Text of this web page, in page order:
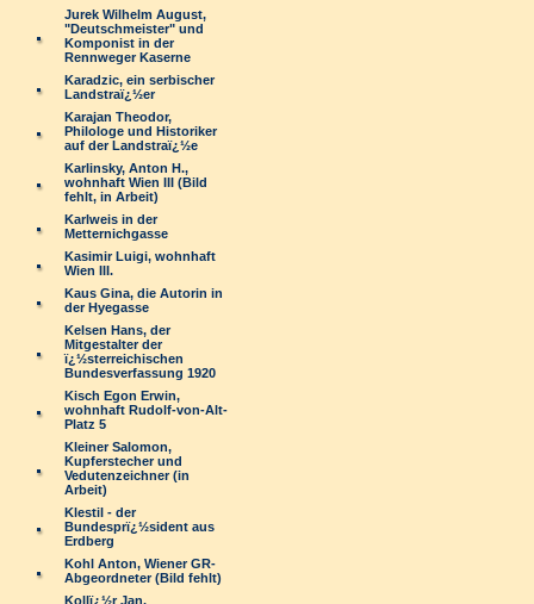
Jurek Wilhelm August,
"Deutschmeister" und
Komponist in der
Rennweger Kaserne
Karadzic, ein serbischer
Landstraï¿½er
Karajan Theodor,
Philologe und Historiker
auf der Landstraï¿½e
Karlinsky, Anton H.,
wohnhaft Wien III (Bild
fehlt, in Arbeit)
Karlweis in der
Metternichgasse
Kasimir Luigi, wohnhaft
Wien III.
Kaus Gina, die Autorin in
der Hyegasse
Kelsen Hans, der
Mitgestalter der
ï¿½sterreichischen
Bundesverfassung 1920
Kisch Egon Erwin,
wohnhaft Rudolf-von-Alt-
Platz 5
Kleiner Salomon,
Kupferstecher und
Vedutenzeichner (in
Arbeit)
Klestil - der
Bundesprï¿½sident aus
Erdberg
Kohl Anton, Wiener GR-
Abgeordneter (Bild fehlt)
Kollï¿½r Jan,